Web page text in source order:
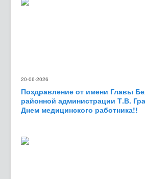
20-06-2026
Поздравление от имени Главы
районной администрации Т.В.
Днем медицинского работника!!